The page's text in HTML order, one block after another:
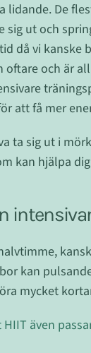
lidande. De
sig ut och
då vi kanske
och är
att få mer
ta sig ut i
kan hjälpa
kan
mycket
även